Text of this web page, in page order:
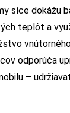
síce dokážu
teplôt a
odporúča
–